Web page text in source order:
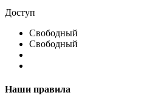
Доступ
Свободный
Свободный
Наши правила